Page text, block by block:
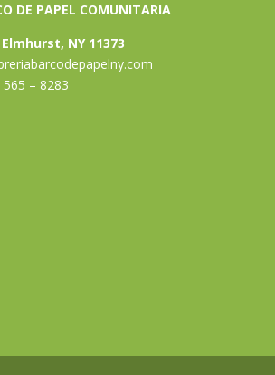
DE PAPEL COMUNITARIA
NY 11373
– 8283